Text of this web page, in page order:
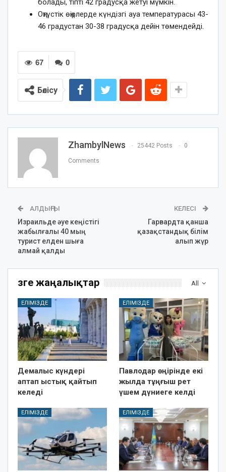
болады, тіпті 42 градусқа жетуі мүмкін.
Оңтүстік өңірлерде күндізгі ауа температурасы 43-
46 градустан 30-38 градусқа дейін төмендейді.
0
67
Бөлісу
ZhambylNews 25442 Posts 0
Comments
АЛДЫҢҒЫ
Израильде әуе кеңістігі
жабылғалы 40 мың
турист елден шыға
алмай қалды
КЕЛЕСІ
Гарвардта қанша
қазақстандық білім
алып жүр
All
Өзге жаңалықтар
ЕЛІМІЗДЕ
Демалыс күндері
аптап ыстық қайтып
келеді
ЕЛІМІЗДЕ
Павлодар өңірінде екі
жылда тұңғыш рет
үшем дүниеге келді
ЕЛІМІЗДЕ ЕЛІМІЗДЕ